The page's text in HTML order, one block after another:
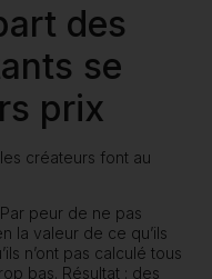
des
se
prix
créateurs font au
peur de ne pas
la valeur de ce qu’ils
n’ont pas calculé tous
bas. Résultat : des